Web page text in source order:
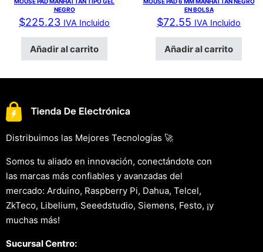
MOUSE PAD MANHATTAN TIPO GEL
NEGRO
$225.23 IVA Incluido
Añadir al carrito
MOUSE PAD 6 MM MANHATTAN NEGRO
EN BOLSA
$72.55 IVA Incluido
Añadir al carrito
Distribuimos las Mejores Tecnologías 🚀
Somos tu aliado en innovación, conectándote con
las marcas más confiables y avanzadas del
mercado: Arduino, Raspberry Pi, Dahua, Telcel,
ZkTeco, Libelium, Seeedstudio, Siemens, Festo, ¡y
muchas más!
Sucursal Centro: